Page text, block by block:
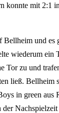
konnte mit 2:1
und es
wiederum ein
Tor zu und
ließ. Bellheim
in green aus
Nachspielzeit